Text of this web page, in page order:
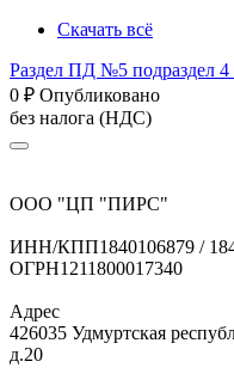
Скачать всё
Раздел ПД №5 подраздел
0 ₽ Опубликовано
без налога (НДС)
ООО "ЦП "ПИРС"
ИНН/КПП1840106879 /
ОГРН1211800017340
Адрес
426035 Удмуртская
д.20